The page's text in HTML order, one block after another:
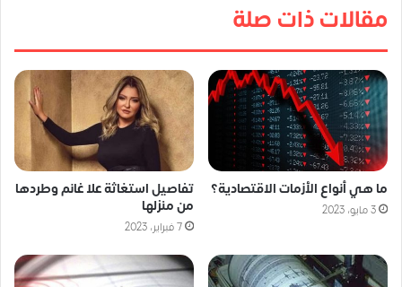
مقالات ذات صلة
ما هي أنواع الأزمات الاقتصادية؟
3 مايو، 2023
تفاصيل استغاثة علا غانم وطردها
من منزلها
7 فبراير، 2023